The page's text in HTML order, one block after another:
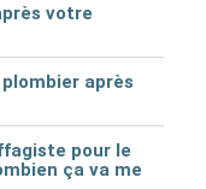
votre
après
pour le
ça va me